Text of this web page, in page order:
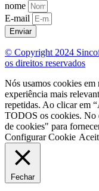
nome
E-mail
Enviar
© Copyright 2024
os direitos reservados
Nós usamos cookies em
experiência mais
repetidas. Ao clicar em
TODOS os cookies. No
de cookies" para
Configurar Cookie
Fechar